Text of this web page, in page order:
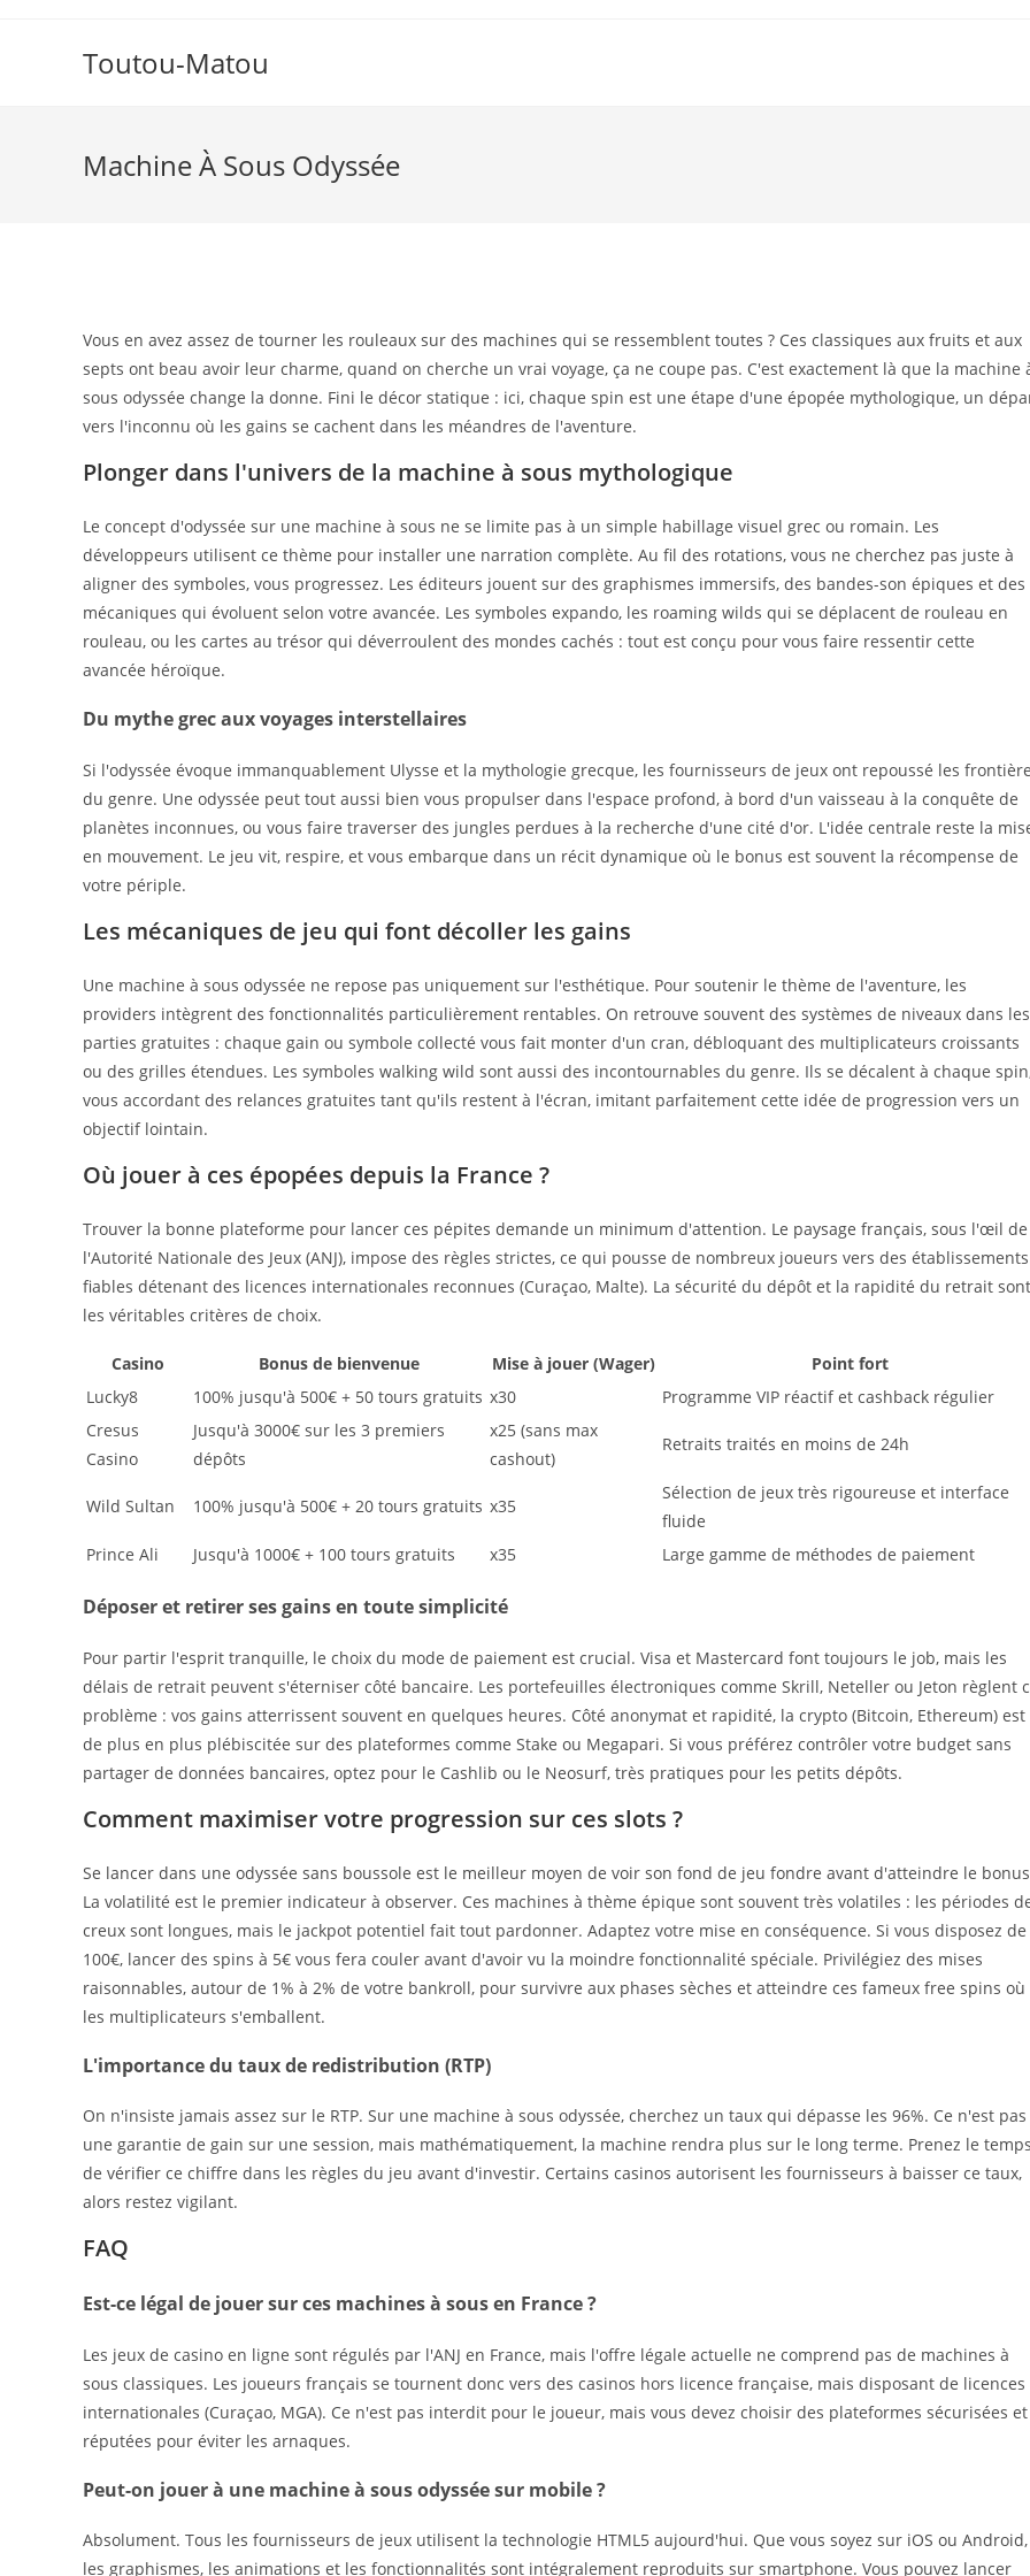
Toutou-Matou
Machine À Sous Odyssée
Vous en avez assez de tourner les rouleaux sur des machines qui se ressemblent toutes ? Ces classiques aux fruits et aux
septs ont beau avoir leur charme, quand on cherche un vrai voyage, ça ne coupe pas. C'est exactement là que la machine
sous odyssée change la donne. Fini le décor statique : ici, chaque spin est une étape d'une épopée mythologique, un
vers l'inconnu où les gains se cachent dans les méandres de l'aventure.
Plonger dans l'univers de la machine à sous mythologique
Le concept d'odyssée sur une machine à sous ne se limite pas à un simple habillage visuel grec ou romain. Les
développeurs utilisent ce thème pour installer une narration complète. Au fil des rotations, vous ne cherchez pas juste à
aligner des symboles, vous progressez. Les éditeurs jouent sur des graphismes immersifs, des bandes-son épiques et des
mécaniques qui évoluent selon votre avancée. Les symboles expando, les roaming wilds qui se déplacent de rouleau en
rouleau, ou les cartes au trésor qui déverroulent des mondes cachés : tout est conçu pour vous faire ressentir cette
avancée héroïque.
Du mythe grec aux voyages interstellaires
Si l'odyssée évoque immanquablement Ulysse et la mythologie grecque, les fournisseurs de jeux ont repoussé les
du genre. Une odyssée peut tout aussi bien vous propulser dans l'espace profond, à bord d'un vaisseau à la conquête de
planètes inconnues, ou vous faire traverser des jungles perdues à la recherche d'une cité d'or. L'idée centrale reste la
en mouvement. Le jeu vit, respire, et vous embarque dans un récit dynamique où le bonus est souvent la récompense de
votre périple.
Les mécaniques de jeu qui font décoller les gains
Une machine à sous odyssée ne repose pas uniquement sur l'esthétique. Pour soutenir le thème de l'aventure, les
providers intègrent des fonctionnalités particulièrement rentables. On retrouve souvent des systèmes de niveaux dans les
parties gratuites : chaque gain ou symbole collecté vous fait monter d'un cran, débloquant des multiplicateurs croissants
ou des grilles étendues. Les symboles walking wild sont aussi des incontournables du genre. Ils se décalent à chaque
vous accordant des relances gratuites tant qu'ils restent à l'écran, imitant parfaitement cette idée de progression vers un
objectif lointain.
Où jouer à ces épopées depuis la France ?
Trouver la bonne plateforme pour lancer ces pépites demande un minimum d'attention. Le paysage français, sous l'œil de
l'Autorité Nationale des Jeux (ANJ), impose des règles strictes, ce qui pousse de nombreux joueurs vers des établissements
fiables détenant des licences internationales reconnues (Curaçao, Malte). La sécurité du dépôt et la rapidité du retrait sont
les véritables critères de choix.
Casino Bonus de bienvenue Mise à jouer (Wager)
Point fort
Lucky8
100% jusqu'à 500€ + 50 tours gratuits x30
Programme VIP réactif et cashback régulier
Cresus
Casino
Jusqu'à 3000€ sur les 3 premiers
dépôts
x25 (sans max
cashout)
Retraits traités en moins de 24h
Wild Sultan 100% jusqu'à 500€ + 20 tours gratuits x35
Sélection de jeux très rigoureuse et interface
fluide
Prince Ali
Jusqu'à 1000€ + 100 tours gratuits x35 Large gamme de méthodes de paiement
Déposer et retirer ses gains en toute simplicité
Pour partir l'esprit tranquille, le choix du mode de paiement est crucial. Visa et Mastercard font toujours le job, mais les
délais de retrait peuvent s'éterniser côté bancaire. Les portefeuilles électroniques comme Skrill, Neteller ou Jeton règlent
problème : vos gains atterrissent souvent en quelques heures. Côté anonymat et rapidité, la crypto (Bitcoin, Ethereum) est
de plus en plus plébiscitée sur des plateformes comme Stake ou Megapari. Si vous préférez contrôler votre budget sans
partager de données bancaires, optez pour le Cashlib ou le Neosurf, très pratiques pour les petits dépôts.
Comment maximiser votre progression sur ces slots ?
Se lancer dans une odyssée sans boussole est le meilleur moyen de voir son fond de jeu fondre avant d'atteindre le
La volatilité est le premier indicateur à observer. Ces machines à thème épique sont souvent très volatiles : les périodes
creux sont longues, mais le jackpot potentiel fait tout pardonner. Adaptez votre mise en conséquence. Si vous disposez de
100€, lancer des spins à 5€ vous fera couler avant d'avoir vu la moindre fonctionnalité spéciale. Privilégiez des mises
raisonnables, autour de 1% à 2% de votre bankroll, pour survivre aux phases sèches et atteindre ces fameux free spins où
les multiplicateurs s'emballent.
L'importance du taux de redistribution (RTP)
On n'insiste jamais assez sur le RTP. Sur une machine à sous odyssée, cherchez un taux qui dépasse les 96%. Ce n'est pas
une garantie de gain sur une session, mais mathématiquement, la machine rendra plus sur le long terme. Prenez le temps
de vérifier ce chiffre dans les règles du jeu avant d'investir. Certains casinos autorisent les fournisseurs à baisser ce taux,
alors restez vigilant.
FAQ
Est-ce légal de jouer sur ces machines à sous en France ?
Les jeux de casino en ligne sont régulés par l'ANJ en France, mais l'offre légale actuelle ne comprend pas de machines à
sous classiques. Les joueurs français se tournent donc vers des casinos hors licence française, mais disposant de licences
internationales (Curaçao, MGA). Ce n'est pas interdit pour le joueur, mais vous devez choisir des plateformes sécurisées et
réputées pour éviter les arnaques.
Peut-on jouer à une machine à sous odyssée sur mobile ?
Absolument. Tous les fournisseurs de jeux utilisent la technologie HTML5 aujourd'hui. Que vous soyez sur iOS ou Android,
les graphismes, les animations et les fonctionnalités sont intégralement reproduits sur smartphone. Vous pouvez lancer